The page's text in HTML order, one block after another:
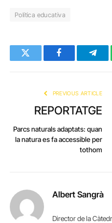
Política educativa
Twitter Facebook
PREVIOUS ARTICLE
REPORTATGE
Parcs naturals adaptats: quan
la natura es fa accessible per
tothom
Albert Sangrà
Director de la